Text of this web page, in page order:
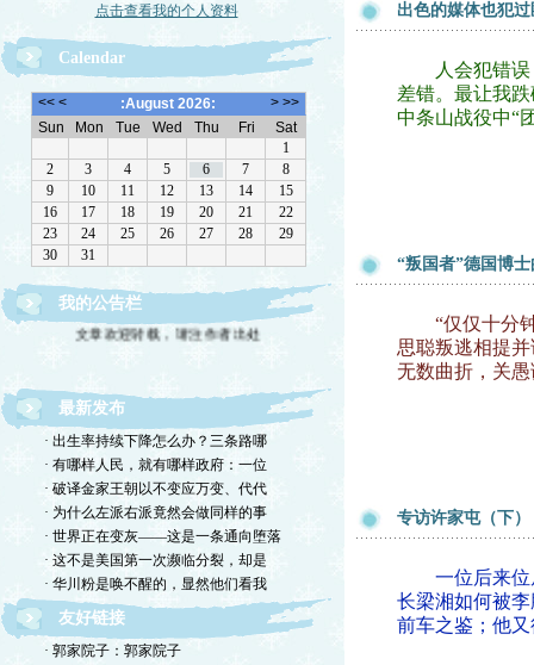
点击查看我的个人资料
Calendar
我的公告栏
文章欢迎转载，请注作者出处
最新发布
· 出生率持续下降怎么办？三条路哪
· 有哪样人民，就有哪样政府：一位
· 破译金家王朝以不变应万变、代代
· 为什么左派右派竟然会做同样的事
· 世界正在变灰——这是一条通向堕落
· 这不是美国第一次濒临分裂，却是
· 华川粉是唤不醒的，显然他们看我
友好链接
· 郭家院子：郭家院子
出色的媒体也犯
人会犯错误，
差错。最让我
中条山战役中“
“叛国者”德国博
“仅仅十分钟
思聪叛逃相提
无数曲折，关
专访许家屯（下
一位后来位居
长梁湘如何被
前车之鉴；他